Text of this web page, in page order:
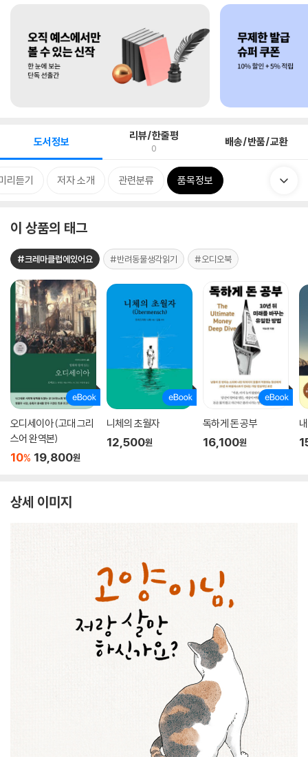
도서정보 리뷰/한줄평
0 배송/반품/교환
리듣기 저자 소개 관련분류 품목정보
이 상품의 태그
#크레마클럽에있어요 #반려동물생각읽기 #오디오북
오디세이아 (고대 그리
스어 완역본)
10% 19,800원
니체의 초월자
12,500원
독하게 돈 공부
16,100원
상세 이미지